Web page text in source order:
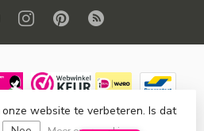
- Powered byLightspeed-
website te verbeteren. Is dat